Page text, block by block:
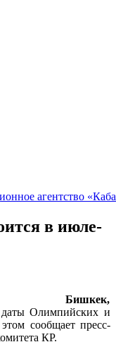
в июле-
Бишкек,
Олимпийских и
сообщает пресс-
КР.